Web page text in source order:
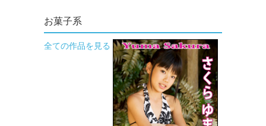
お菓子系
全ての作品を見る